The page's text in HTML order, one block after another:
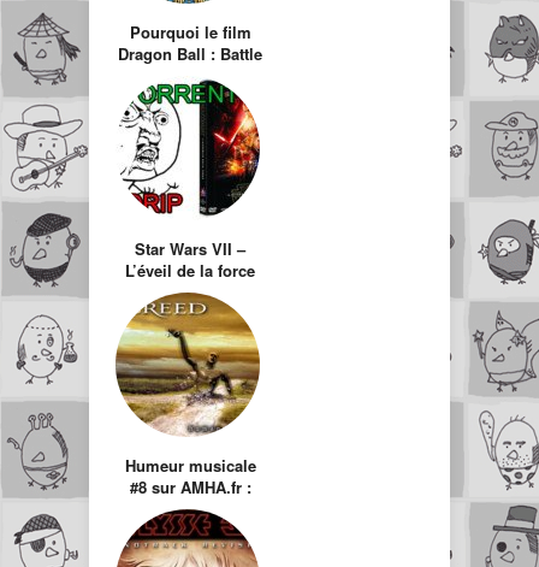
Pourquoi le film
Dragon Ball : Battle
of gods, sera le
film le plus piraté
en 2013 !
Star Wars VII –
L’éveil de la force
DVDRIP
Humeur musicale
#8 sur AMHA.fr :
Creed